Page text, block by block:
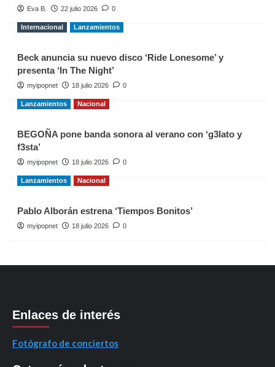
Eva B. 22 julio 2026 0
Internacional Lanzamientos
Beck anuncia su nuevo disco ‘Ride Lonesome’ y
presenta ‘In The Night’
myipopnet 18 julio 2026 0
Lanzamientos Nacional
BEGOÑA pone banda sonora al verano con ‘g3lato y
f3sta’
myipopnet 18 julio 2026 0
Lanzamientos Nacional
Pablo Alborán estrena ‘Tiempos Bonitos’
myipopnet 18 julio 2026 0
Enlaces de interés
Fotógrafo de conciertos